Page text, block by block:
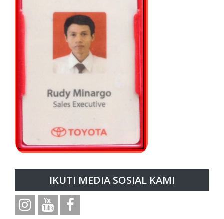
IKUTI MEDIA SOSIAL KAMI